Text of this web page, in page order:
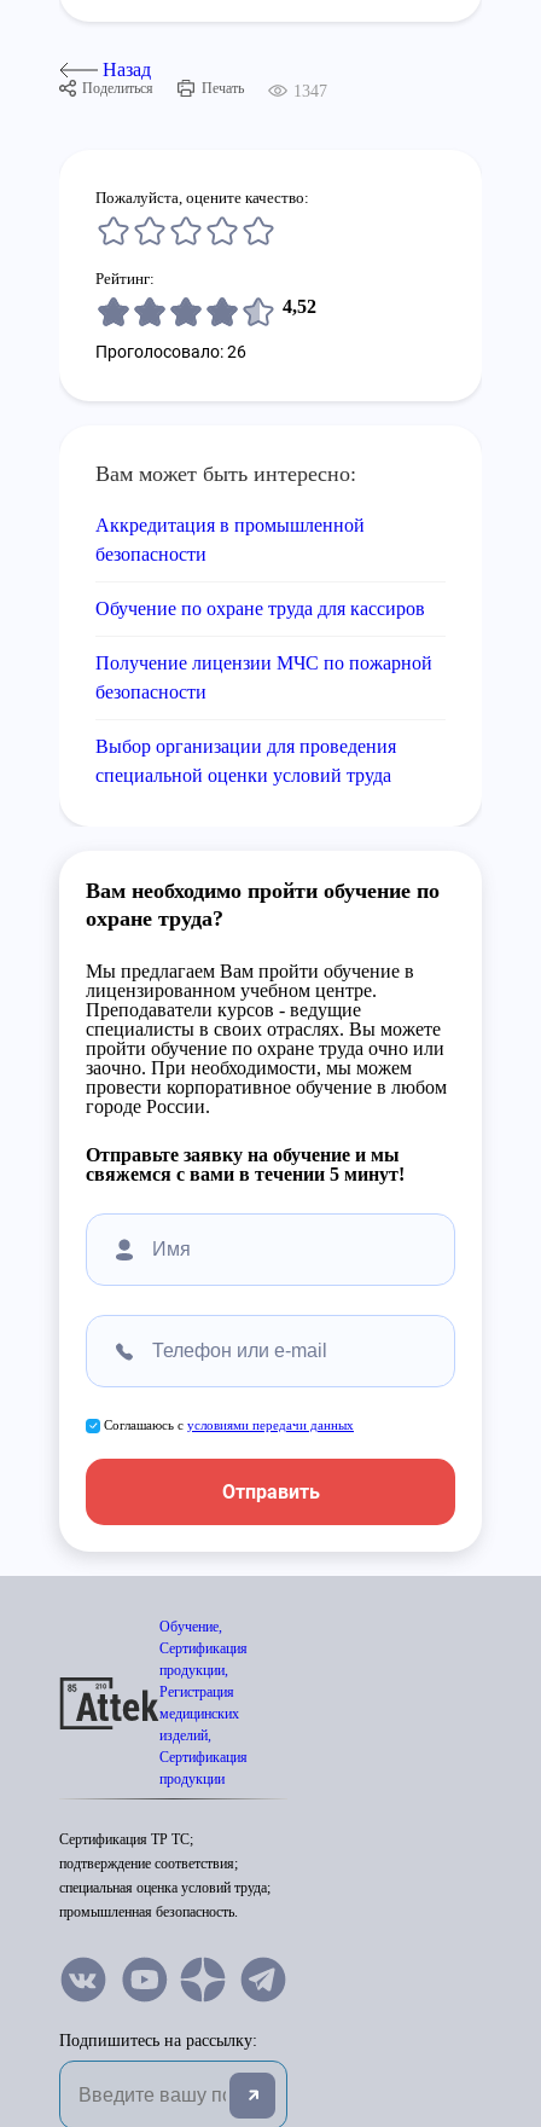
Назад
Поделиться Печать 1347
Пожалуйста, оцените качество:
Рейтинг:
4,52
Проголосовало: 26
Вам может быть интересно:
Аккредитация в промышленной
безопасности
Обучение по охране труда для кассиров
Получение лицензии МЧС по пожарной
безопасности
Выбор организации для проведения
специальной оценки условий труда
Вам необходимо пройти обучение по
охране труда?
Мы предлагаем Вам пройти обучение в
лицензированном учебном центре.
Преподаватели курсов - ведущие
специалисты в своих отраслях. Вы можете
пройти обучение по охране труда очно или
заочно. При необходимости, мы можем
провести корпоративное обучение в любом
городе России.
Отправьте заявку на обучение и мы
свяжемся с вами в течении 5 минут!
Соглашаюсь с условиями передачи данных
Отправить
Обучение,
Сертификация
продукции,
Регистрация
медицинских
изделий,
Сертификация
продукции
Сертификация ТР ТС;
подтверждение соответствия;
специальная оценка условий труда;
промышленная безопасность.
Подпишитесь на рассылку: